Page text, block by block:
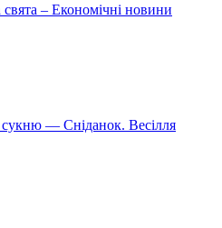
– Економічні новини
сукню — Сніданок. Весілля